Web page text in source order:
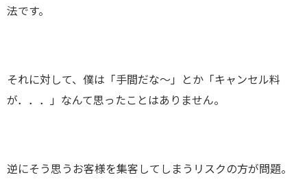
法です。
それに対して、僕は「手間だな～」とか「キャンセル料
が．．．」なんて思ったことはありません。
逆にそう思うお客様を集客してしまうリスクの方が問題。